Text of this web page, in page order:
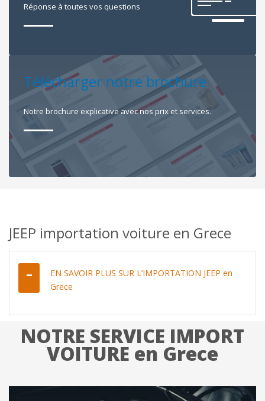
Réponse à toutes vos questions
Télécharger notre brochure
Notre brochure explicative avec nos prix et services.
JEEP importation voiture en Grece
EN SAVOIR PLUS SUR L’IMPORTATION JEEP en
Grece
NOTRE SERVICE IMPORT
VOITURE en Grece